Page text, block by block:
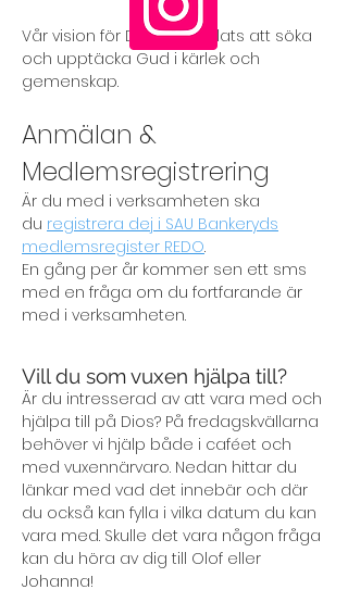
Vår vision för Dios är En plats att söka
och upptäcka Gud i kärlek och
gemenskap.
Anmälan &
Medlemsregistrering
Är du med i verksamheten ska
du registrera dej i SAU Bankeryds
medlemsregister REDO.
En gång per år kommer sen ett sms
med en fråga om du fortfarande är
med i verksamheten.
Vill du som vuxen hjälpa till?
Är du intresserad av att vara med och
hjälpa till på Dios? På fredagskvällarna
behöver vi hjälp både i caféet och
med vuxennärvaro. Nedan hittar du
länkar med vad det innebär och där
du också kan fylla i vilka datum du kan
vara med. Skulle det vara någon fråga
kan du höra av dig till Olof eller
Johanna!